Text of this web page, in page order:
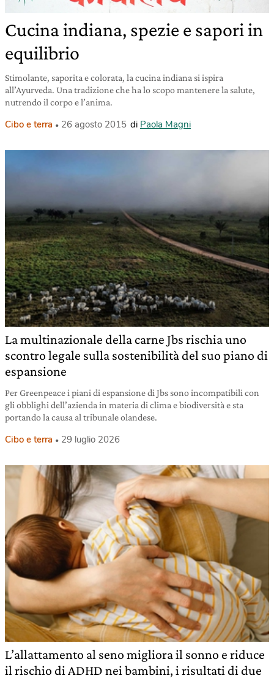
Cucina indiana, spezie e sapori in
equilibrio
Stimolante, saporita e colorata, la cucina indiana si ispira
all’Ayurveda. Una tradizione che ha lo scopo mantenere la salute,
nutrendo il corpo e l’anima.
Cibo e terra 26 agosto 2015 di Paola Magni
La multinazionale della carne Jbs rischia uno
scontro legale sulla sostenibilità del suo piano di
espansione
Per Greenpeace i piani di espansione di Jbs sono incompatibili con
gli obblighi dell’azienda in materia di clima e biodiversità e sta
portando la causa al tribunale olandese.
Cibo e terra 29 luglio 2026
L’allattamento al seno migliora il sonno e riduce
il rischio di ADHD nei bambini, i risultati di due